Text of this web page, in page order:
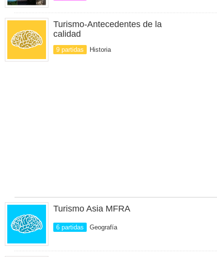
Turismo-Antecedentes de la
calidad
9 partidas Historia
Turismo Asia MFRA
6 partidas Geografía